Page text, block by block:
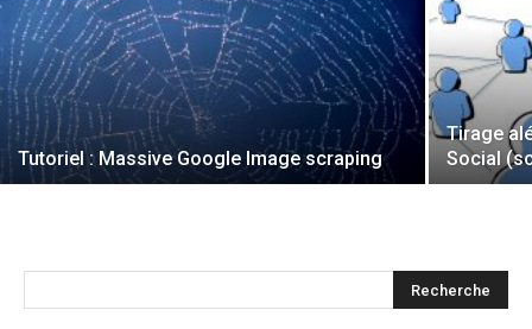
Tutoriel : Massive Google Image scraping
Tirage
Social